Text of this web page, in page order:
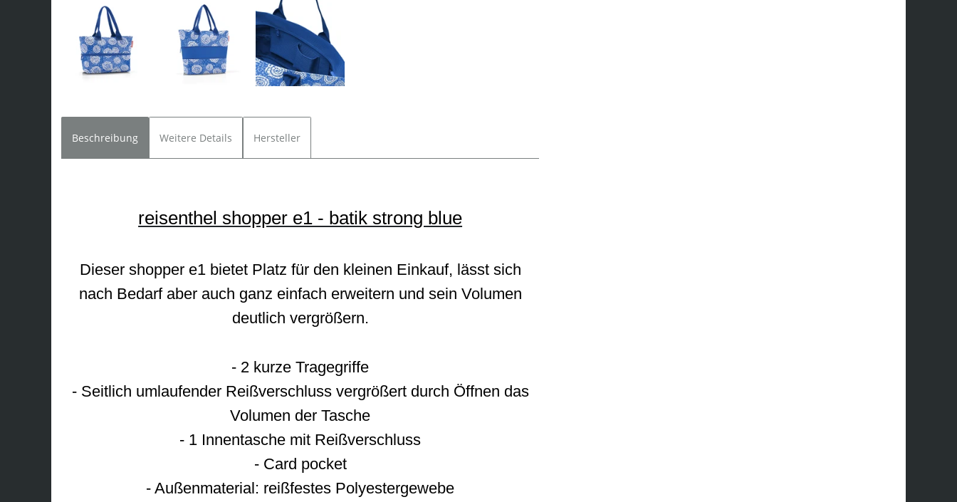
Beschreibung Weitere Details Hersteller
reisenthel shopper e1 - batik strong blue
Dieser shopper e1 bietet Platz für den kleinen Einkauf, lässt sich
nach Bedarf aber auch ganz einfach erweitern und sein Volumen
deutlich vergrößern.
- 2 kurze Tragegriffe
- Seitlich umlaufender Reißverschluss vergrößert durch Öffnen das
Volumen der Tasche
- 1 Innentasche mit Reißverschluss
- Card pocket
- Außenmaterial: reißfestes Polyestergewebe